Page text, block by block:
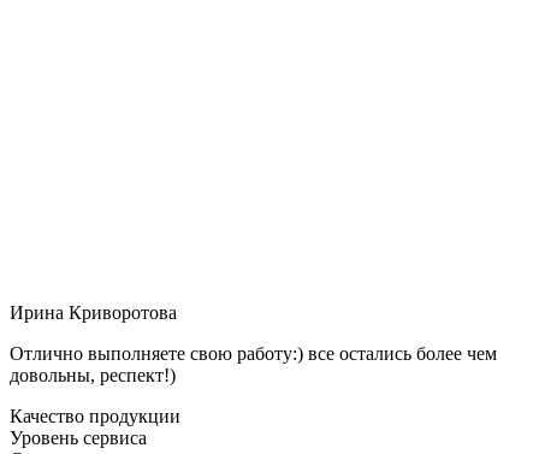
Ирина Криворотова
Отлично выполняете свою работу:) все остались более чем
довольны, респект!)
Качество продукции
Уровень сервиса